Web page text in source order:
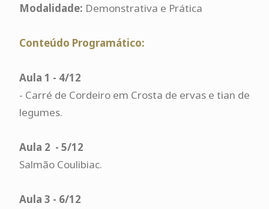
Modalidade: Demonstrativa e Prática
Conteúdo Programático:
Aula 1 - 4/12
- Carré de Cordeiro em Crosta de ervas e tian de
legumes.
Aula 2 - 5/12
Salmão Coulibiac.
Aula 3 - 6/12